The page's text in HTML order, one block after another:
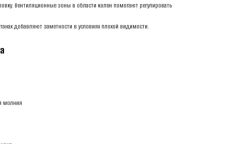
Вентиляционные зоны в области колен помогают регулировать
добавляют заметности в условиях плохой видимости.
молния